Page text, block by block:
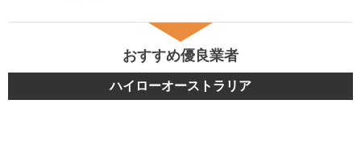
おすすめ優良業者
ハイローオーストラリア